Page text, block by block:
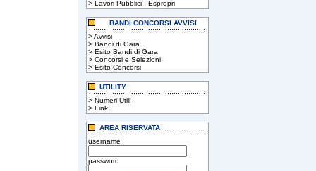
> Lavori Pubblici - Espropri
BANDI CONCORSI AVVISI
>Avvisi
> Bandi di Gara
> Esito Bandi di Gara
> Concorsi e Selezioni
> Esito Concorsi
UTILITY
> Numeri Utili
> Link
AREA RISERVATA
username
password